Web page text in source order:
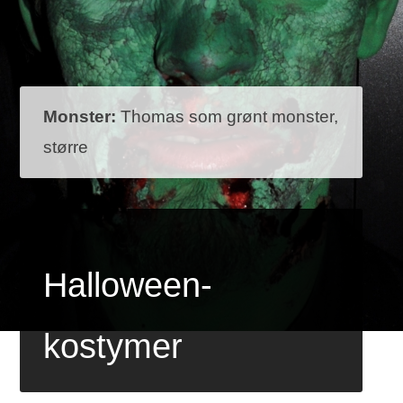
Monster: Thomas som grønt monster,
større
Halloween-
kostymer